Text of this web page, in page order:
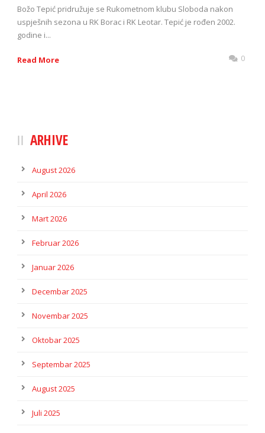
Božo Tepić pridružuje se Rukometnom klubu Sloboda nakon
uspješnih sezona u RK Borac i RK Leotar. Tepić je rođen 2002.
godine i...
Read More 0
ARHIVE
August 2026
April 2026
Mart 2026
Februar 2026
Januar 2026
Decembar 2025
Novembar 2025
Oktobar 2025
Septembar 2025
August 2025
Juli 2025